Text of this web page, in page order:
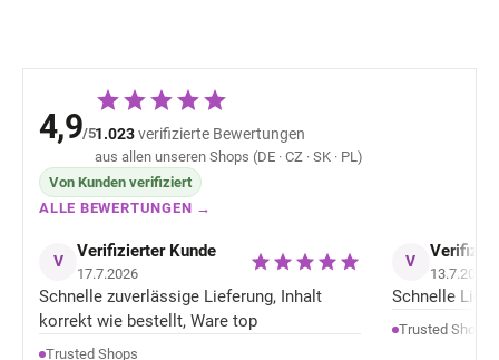
4,9/51.023verifizierte Bewertungen
aus allen unseren Shops (DE · CZ · SK · PL)
Von Kunden verifiziert
ALLE BEWERTUNGEN →
V Verifizierter Kunde
17.7.2026
Schnelle zuverlässige Lieferung, Inhalt
korrekt wie bestellt, Ware top
Trusted Shops
V
13.7.2026
Schnelle
Trusted Shops